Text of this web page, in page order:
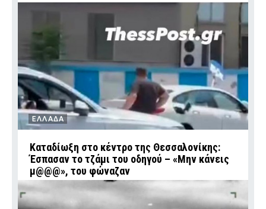
ΕΛΛΑΔΑ
Καταδίωξη στο κέντρο της Θεσσαλονίκης:
Έσπασαν το τζάμι του οδηγού – «Μην κάνεις
μ@@@», του φώναζαν